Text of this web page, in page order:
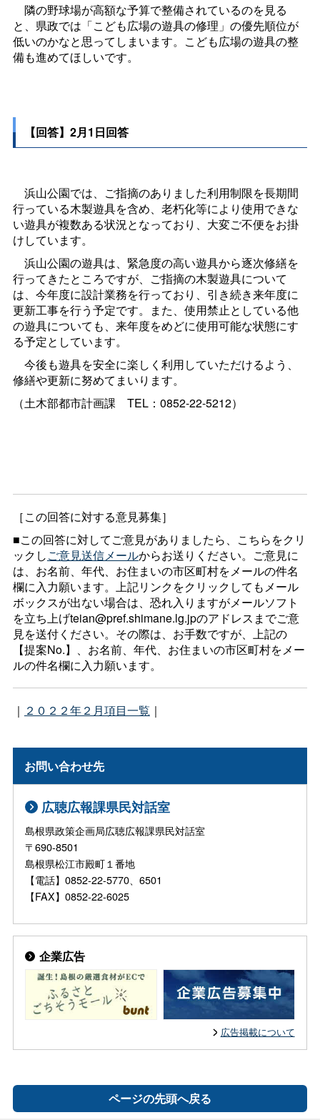
隣の野球場が高額な予算で整備されているのを見る
と、県政では「こども広場の遊具の修理」の優先順位が
低いのかなと思ってしまいます。こども広場の遊具の整
備も進めてほしいです。
【回答】2月1日回答
浜山公園では、ご指摘のありました利用制限を長期間
行っている木製遊具を含め、老朽化等により使用できな
い遊具が複数ある状況となっており、大変ご不便をお掛
けしています。
浜山公園の遊具は、緊急度の高い遊具から逐次修繕を
行ってきたところですが、ご指摘の木製遊具について
は、今年度に設計業務を行っており、引き続き来年度に
更新工事を行う予定です。また、使用禁止としている他
の遊具についても、来年度をめどに使用可能な状態にす
る予定としています。
今後も遊具を安全に楽しく利用していただけるよう、
修繕や更新に努めてまいります。
（土木部都市計画課 TEL：0852-22-5212）
［この回答に対する意見募集］
■この回答に対してご意見がありましたら、こちらをクリ
ックしご意見送信メールからお送りください。ご意見に
は、お名前、年代、お住まいの市区町村をメールの件名
欄に入力願います。上記リンクをクリックしてもメール
ボックスが出ない場合は、恐れ入りますがメールソフト
を立ち上げteian@pref.shimane.lg.jpのアドレスまでご意
見を送付ください。その際は、お手数ですが、上記の
【提案No.】、お名前、年代、お住まいの市区町村をメー
ルの件名欄に入力願います。
｜ ２０２２年２月項目一覧 ｜
お問い合わせ先
広聴広報課県民対話室
島根県政策企画局広聴広報課県民対話室
〒690-8501
島根県松江市殿町１番地
【電話】0852-22-5770、6501
【FAX】0852-22-6025
企業広告
広告掲載について
ページの先頭へ戻る